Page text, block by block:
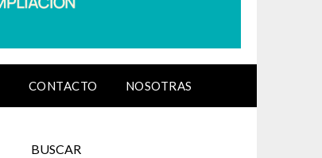
CONTACTO NOSOTRAS
BUSCAR